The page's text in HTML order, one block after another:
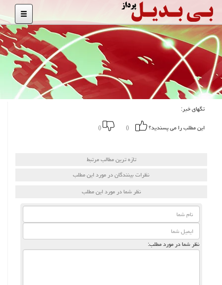
تگهای خبر:
این مطلب را می پسندید؟
()
()
تازه ترین مطالب مرتبط
نظرات بینندگان در مورد این مطلب
نظر شما در مورد این مطلب
نظر شما در مورد مطلب: